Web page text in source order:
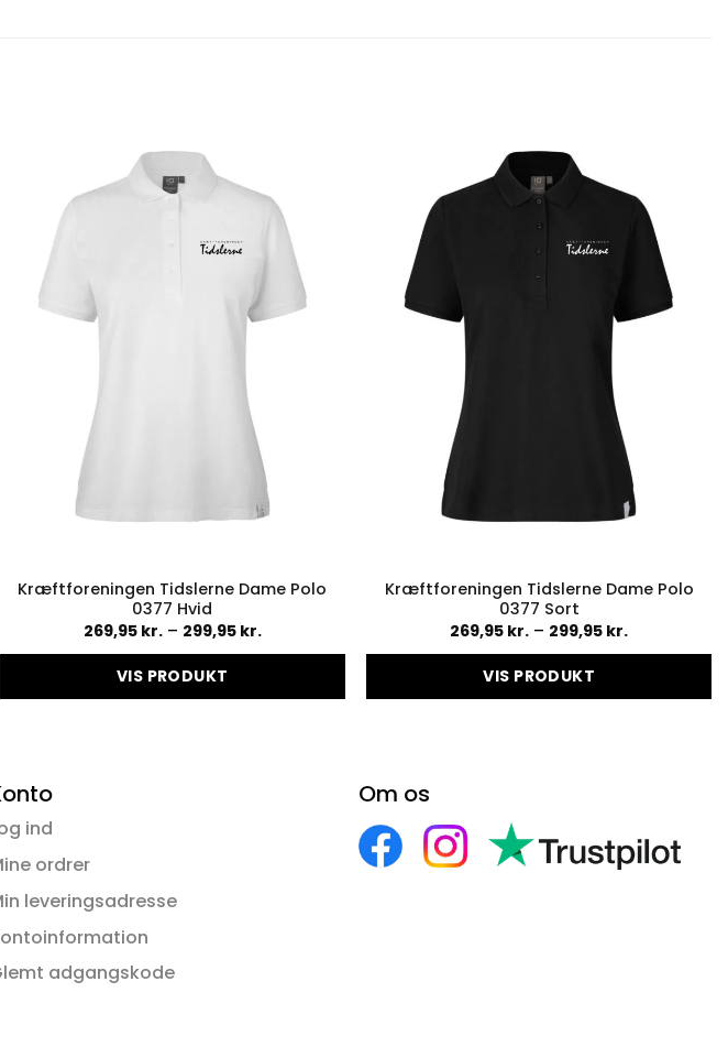
Kræftforeningen Tidslerne Dame Polo
0377 Hvid
269,95 kr. – 299,95 kr.Prisinterval:
til
VIS PRODUKT
på
Kræftforeningen Tidslerne Dame Polo
0377 Sort
269,95 kr. – 299,95 kr.Prisinterval:
til
VIS PRODUKT
Mulighederne
kan
ind
ordrer
leveringsadresse
adgangskode
Om os